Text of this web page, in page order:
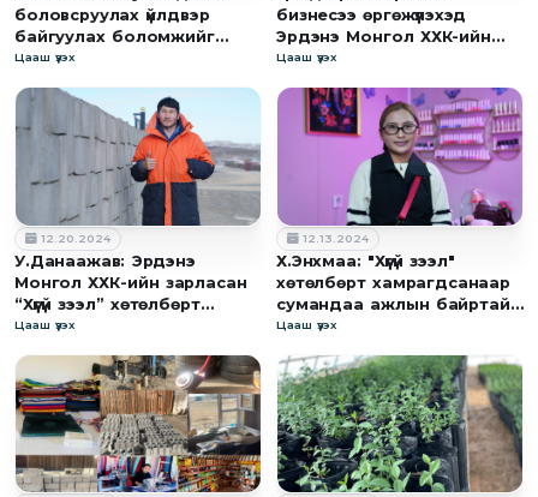
боловсруулах үйлдвэр
байгуулах боломжийг
судалж ТЭЗҮ-ийг
Цааш үзэх
бизнесээ өргөжүүлэхэд
Эрдэнэ Монгол ХХК-ийн
"Хүүгүй зээл" хөтөлбөр том
Цааш үзэх
12.20.2024
У.Данаажав: Эрдэнэ
Монгол ХХК-ийн зарласан
“Хүүгүй зээл” хөтөлбөрт
хамрагдаж, үйлдвэрийнхээ
чадсан
Цааш үзэх
12.13.2024
Х.Энхмаа: "Хүүгүй зээл"
хөтөлбөрт хамрагдсанаар
сумандаа ажлын байртай
болж, гэр бүлтэйгээ хамт
болсон
Цааш үзэх